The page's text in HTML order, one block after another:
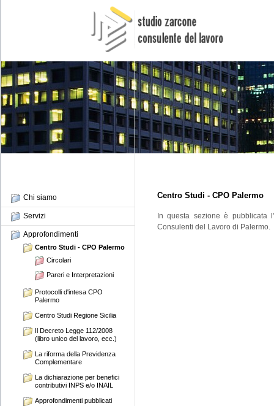
Chi siamo
Servizi
Approfondimenti
Centro Studi - CPO Palermo
Circolari
Pareri e Interpretazioni
Protocolli d'intesa CPO
Palermo
Centro Studi Regione Sicilia
Il Decreto Legge 112/2008
(libro unico del lavoro, ecc.)
La riforma della Previdenza
Complementare
La dichiarazione per benefici
contributivi INPS e/o INAIL
Approfondimenti pubblicati
Centro Studi - CPO Palermo
In questa sezione è pubblicata
Consulenti del Lavoro di Palermo.